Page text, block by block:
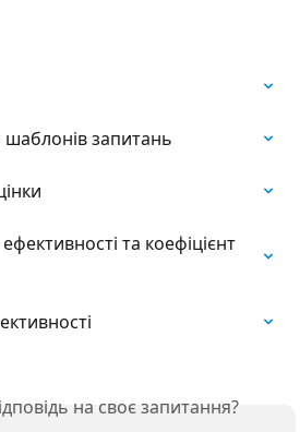
шаблонів запитань
та коефіцієнт
на своє запитання?